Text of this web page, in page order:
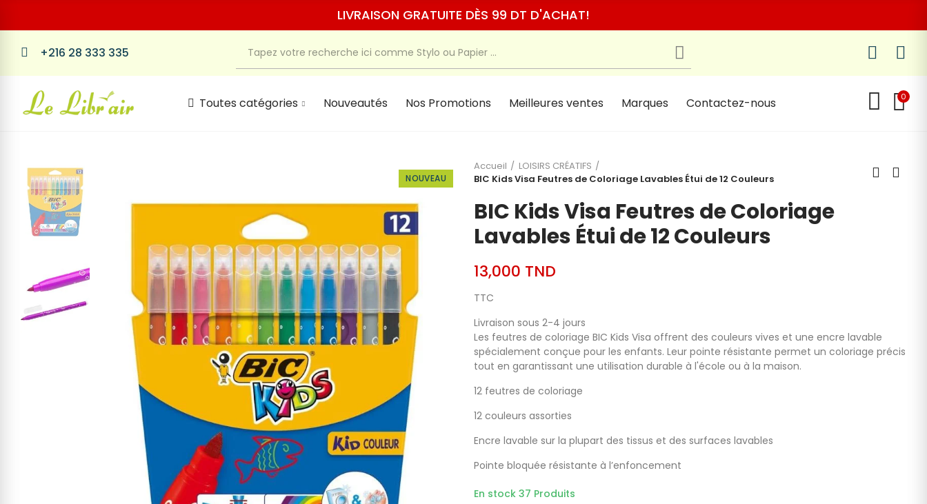
LIVRAISON GRATUITE DÈS 99 DT D'ACHAT!
+216 28 333 335
Toutes catégories Nouveautés Nos Promotions Meilleures ventes Marques Contactez-nous 0
NOUVEAU
Accueil
LOISIRS CRÉATIFS
BIC Kids Visa Feutres de Coloriage Lavables Étui de 12 Couleurs
BIC Kids Visa Feutres de Coloriage
Lavables Étui de 12 Couleurs
13,000 TND
TTC
Livraison sous 2-4 jours
Les feutres de coloriage BIC Kids Visa offrent des couleurs vives et une encre lavable
spécialement conçue pour les enfants. Leur pointe résistante permet un coloriage précis
tout en garantissant une utilisation durable à l'école ou à la maison.
12 feutres de coloriage
12 couleurs assorties
Encre lavable sur la plupart des tissus et des surfaces lavables
Pointe bloquée résistante à l’enfoncement
En stock 37 Produits